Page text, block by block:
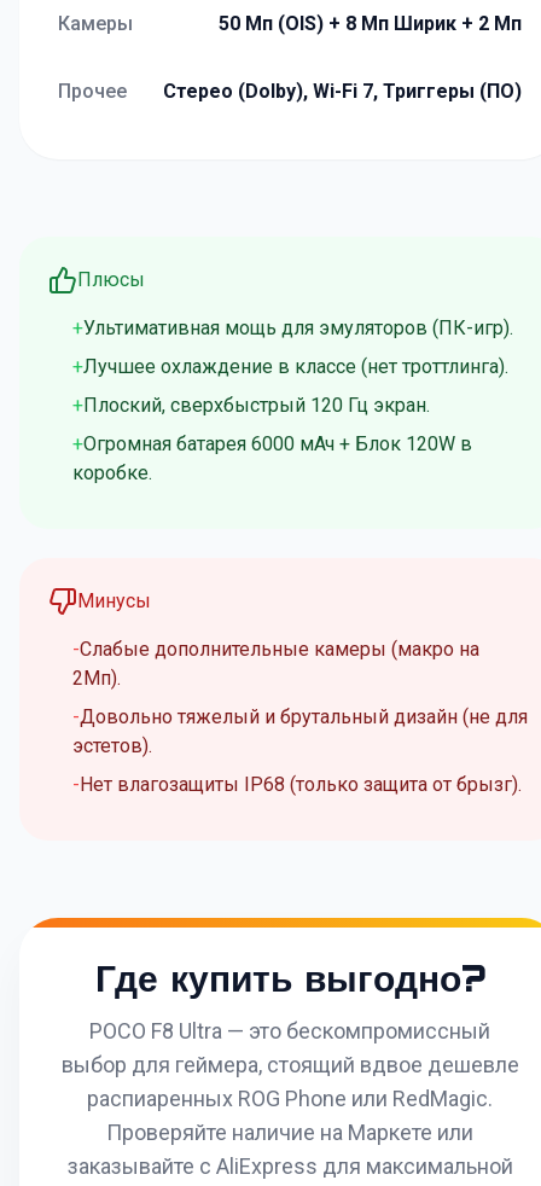
Камеры 50 Мп (OIS) + 8 Мп Ширик + 2 Мп
Прочее Стерео (Dolby), Wi-Fi 7, Триггеры (ПО)
Плюсы
Ультимативная мощь для эмуляторов (ПК-игр).
Лучшее охлаждение в классе (нет троттлинга).
Плоский, сверхбыстрый 120 Гц экран.
Огромная батарея 6000 мАч + Блок 120W в
коробке.
Минусы
Слабые дополнительные камеры (макро на
2Мп).
Довольно тяжелый и брутальный дизайн (не для
эстетов).
Нет влагозащиты IP68 (только защита от брызг).
Где купить выгодно?
POCO F8 Ultra — это бескомпромиссный
выбор для геймера, стоящий вдвое дешевле
распиаренных ROG Phone или RedMagic.
Проверяйте наличие на Маркете или
заказывайте с AliExpress для максимальной